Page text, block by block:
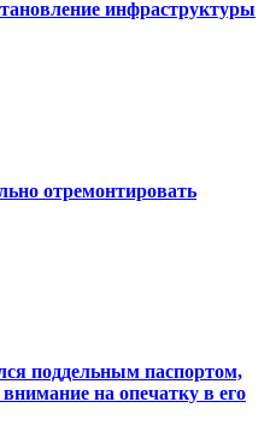
инфраструктуры
отремонтировать
поддельным паспортом,
на опечатку в его